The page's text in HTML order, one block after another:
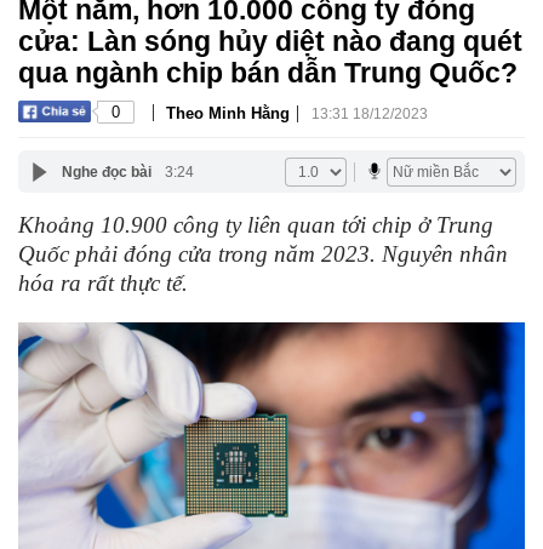
Một năm, hơn 10.000 công ty đóng
cửa: Làn sóng hủy diệt nào đang quét
qua ngành chip bán dẫn Trung Quốc?
0 | Theo Minh Hằng | 13:31 18/12/2023
Nghe đọc bài 3:24
Khoảng 10.900 công ty liên quan tới chip ở Trung
Quốc phải đóng cửa trong năm 2023. Nguyên nhân
hóa ra rất thực tế.